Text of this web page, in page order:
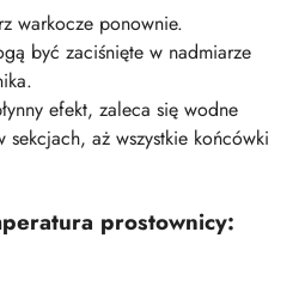
warkocze ponownie.
być zaciśnięte w nadmiarze
efekt, zaleca się wodne
sekcjach, aż wszystkie końcówki
prostownicy: